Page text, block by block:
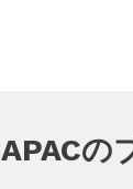
APACの